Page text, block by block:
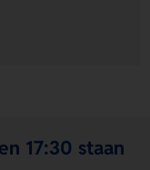
17:30 staan